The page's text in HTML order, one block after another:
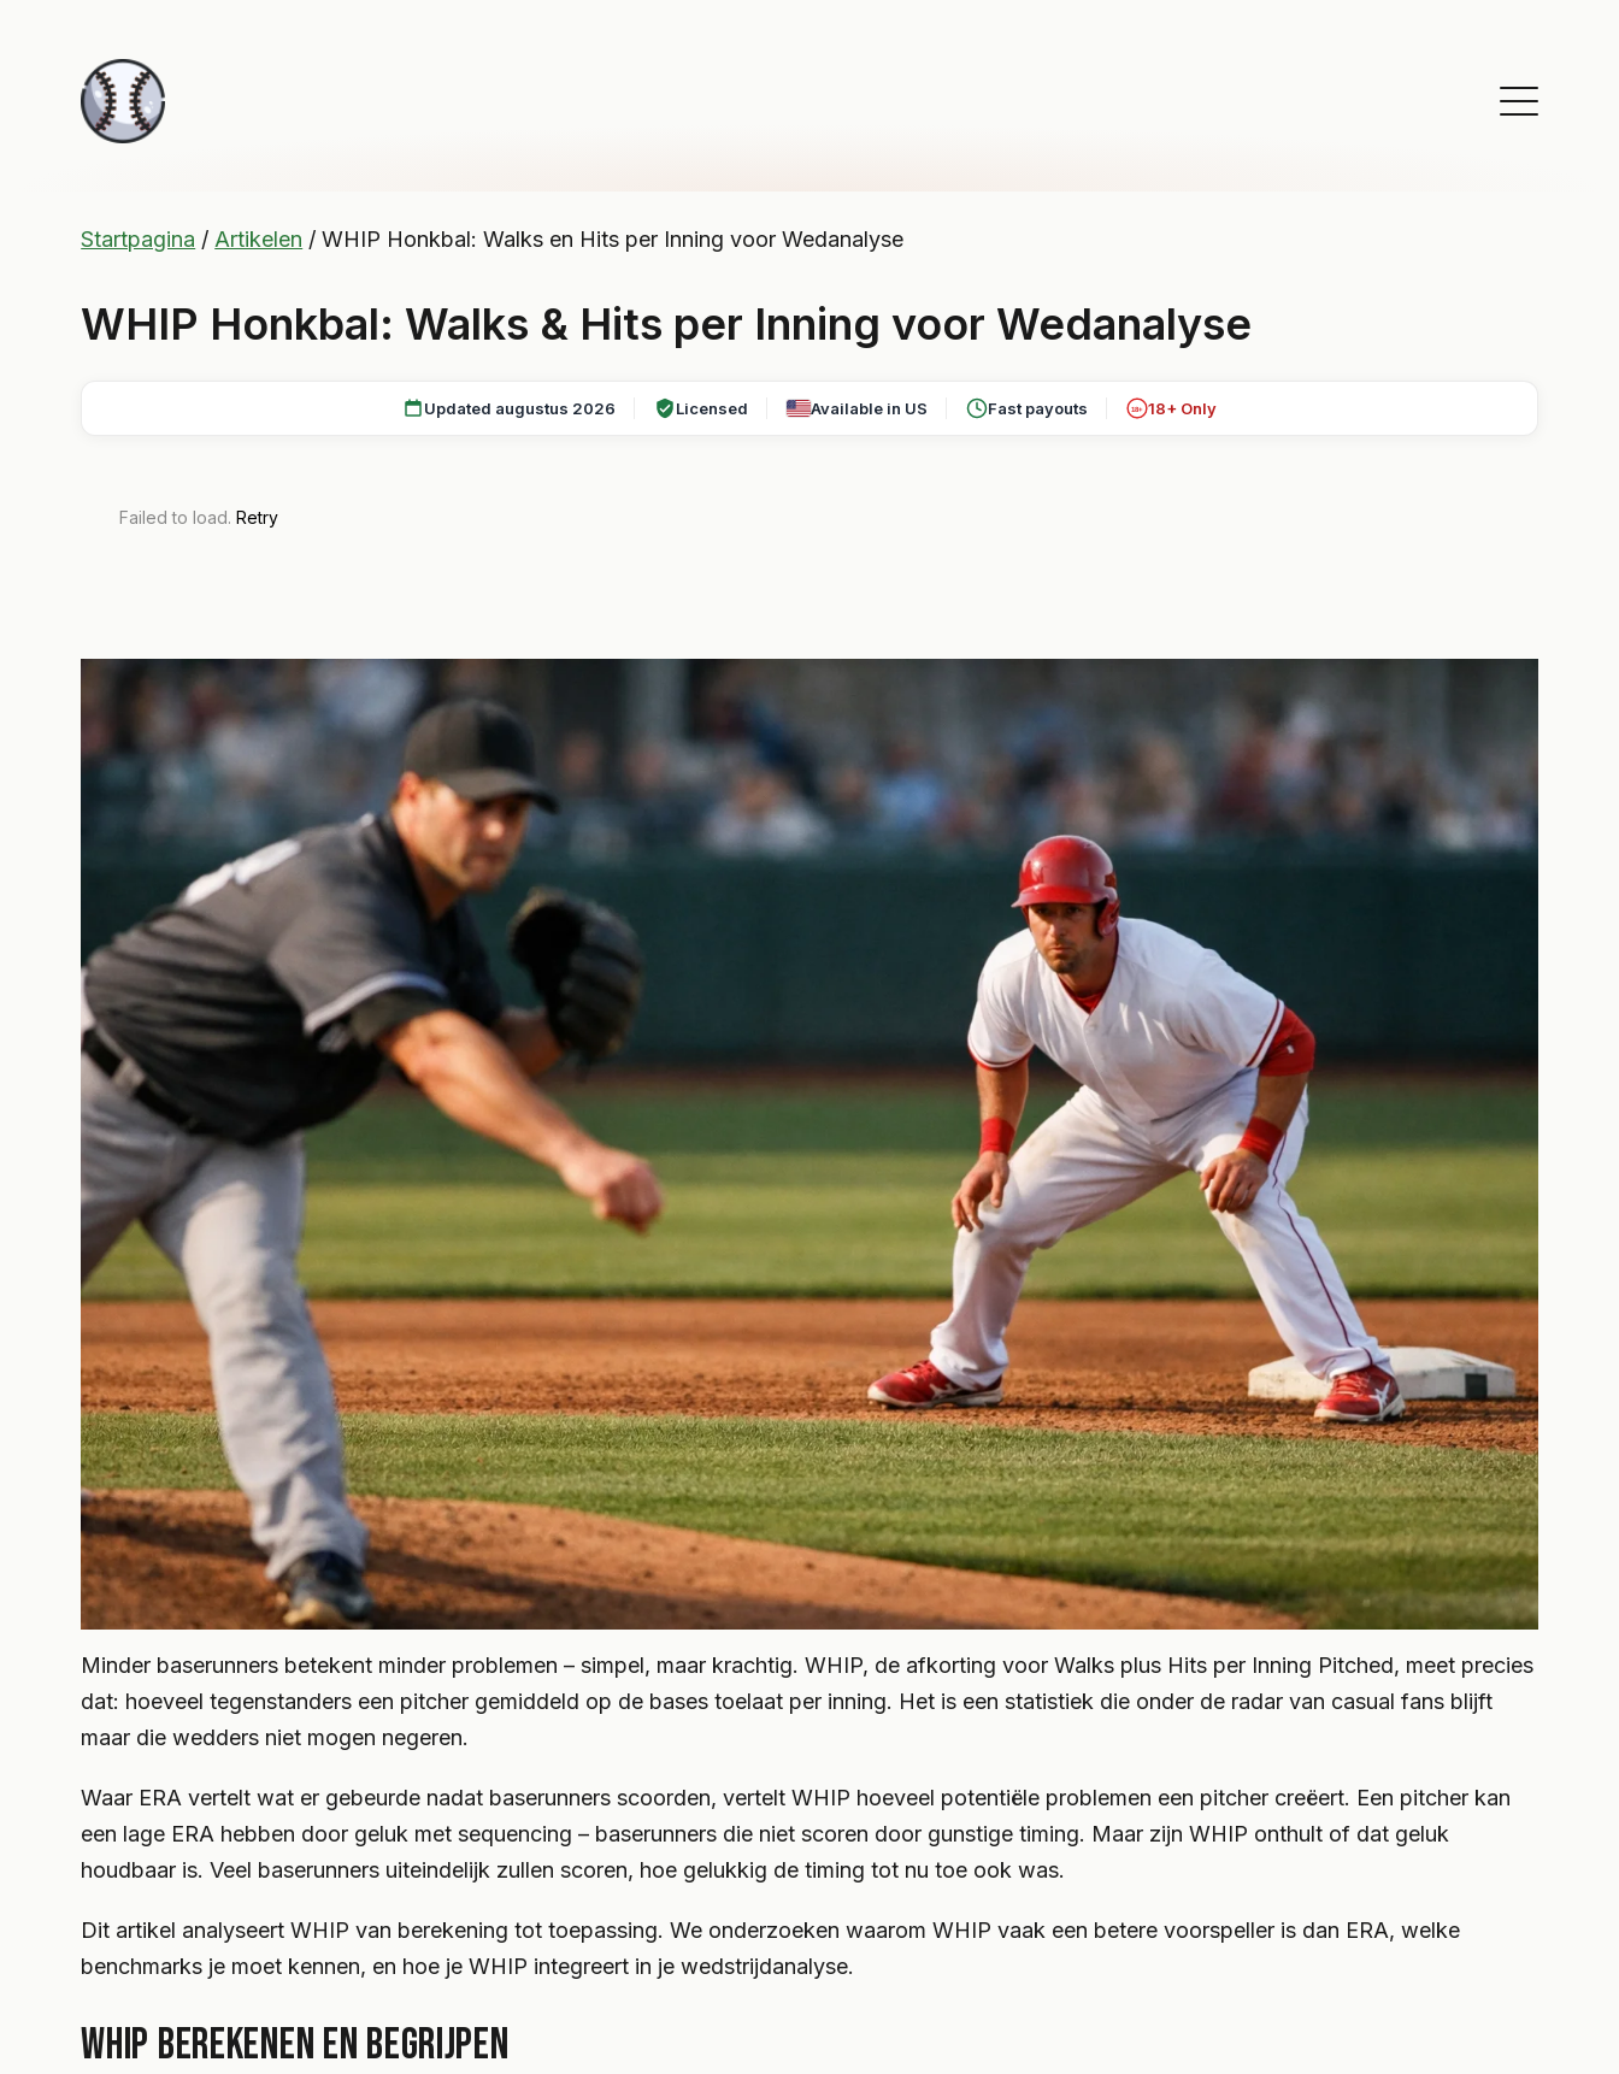
Startpagina / Artikelen /WHIP Honkbal: Walks en Hits per Inning voor Wedanalyse
WHIP Honkbal: Walks & Hits per Inning voor Wedanalyse
Updated augustus 2026 Licensed Available in US Fast payouts 18+ 18+ Only
Failed to load.Retry
Minder baserunners betekent minder problemen – simpel, maar krachtig. WHIP, de afkorting voor Walks plus Hits per Inning Pitched, meet precies
dat: hoeveel tegenstanders een pitcher gemiddeld op de bases toelaat per inning. Het is een statistiek die onder de radar van casual fans blijft
maar die wedders niet mogen negeren.
Waar ERA vertelt wat er gebeurde nadat baserunners scoorden, vertelt WHIP hoeveel potentiële problemen een pitcher creëert. Een pitcher kan
een lage ERA hebben door geluk met sequencing – baserunners die niet scoren door gunstige timing. Maar zijn WHIP onthult of dat geluk
houdbaar is. Veel baserunners uiteindelijk zullen scoren, hoe gelukkig de timing tot nu toe ook was.
Dit artikel analyseert WHIP van berekening tot toepassing. We onderzoeken waarom WHIP vaak een betere voorspeller is dan ERA, welke
benchmarks je moet kennen, en hoe je WHIP integreert in je wedstrijdanalyse.
WHIP BEREKENEN EN BEGRIJPEN